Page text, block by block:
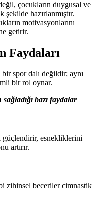
çocukların duygusal ve
hazırlanmıştır.
motivasyonlarını
getirir.
Faydaları
spor dalı değildir; aynı
bir rol oynar.
bazı faydalar
güçlendirir, esnekliklerini
artırır.
zihinsel beceriler cimnastik